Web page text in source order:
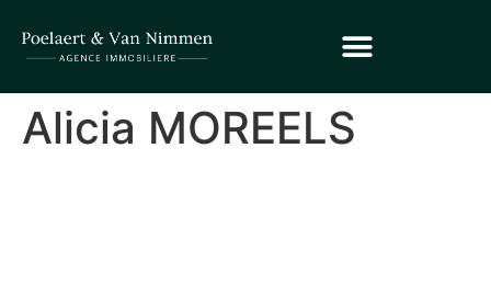
Alicia MOREELS